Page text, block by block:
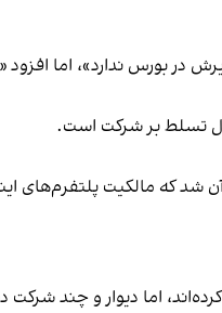
بورس ندارد»، اما افزود
تسلط بر شرکت است.
که مالکیت پلتفرم‌های
اما دیوار و چند شرکت